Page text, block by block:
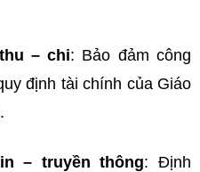
– chi: Bảo đảm công
định tài chính của Giáo
– truyền thông: Định